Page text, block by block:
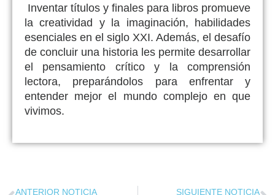
Inventar títulos y finales para libros promueve
la creatividad y la imaginación, habilidades
esenciales en el siglo XXI. Además, el desafío
de concluir una historia les permite desarrollar
el pensamiento crítico y la comprensión
lectora, preparándolos para enfrentar y
entender mejor el mundo complejo en que
vivimos.
ANTERIOR NOTICIA SIGUIENTE NOTICIA